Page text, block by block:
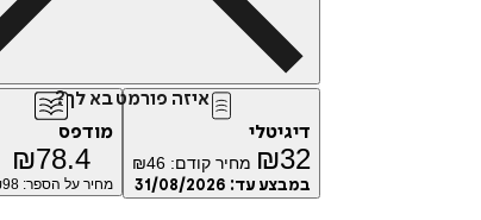
איזה פורמט בא לך?
דיגיטלי
₪32 מחיר קודם: ₪46
במבצע עד: 31/08/2026
מודפס
₪78.4
מחיר על הספר: ₪98